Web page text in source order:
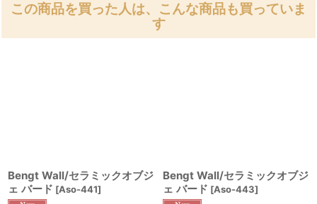
この商品を買った人は、こんな商品も買っていま
す
Bengt Wall/セラミックオブジ
ェ バード [Aso-441]
Bengt Wall/セラミックオブジ
ェ バード [Aso-443]